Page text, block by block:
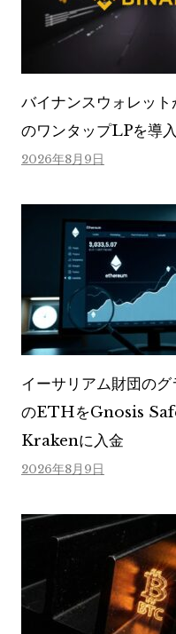
バイナンスウォレッ
のワンタップLPを導入
2026年8月9日
イーサリアム財団の
のETHをGnosis
Krakenに入金
2026年8月9日